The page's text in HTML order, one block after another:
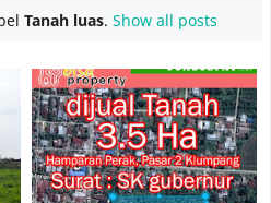
Tanah luas. Show all posts